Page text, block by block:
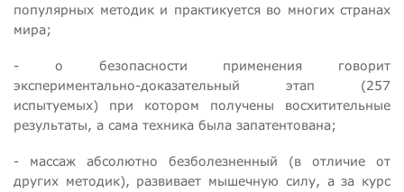
популярных методик и практикуется во многих странах
мира;
- о безопасности применения говорит
экспериментально-доказательный этап (257
испытуемых) при котором получены восхитительные
результаты, а сама техника была запатентована;
- массаж абсолютно безболезненный (в отличие от
других методик), развивает мышечную силу, а за курс